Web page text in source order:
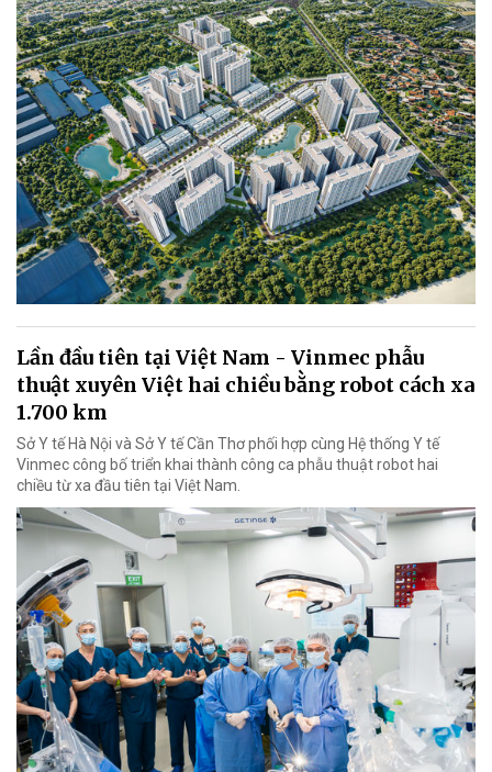
Lần đầu tiên tại Việt Nam - Vinmec phẫu
thuật xuyên Việt hai chiều bằng robot cách xa
1.700 km
Sở Y tế Hà Nội và Sở Y tế Cần Thơ phối hợp cùng Hệ thống Y tế
Vinmec công bố triển khai thành công ca phẫu thuật robot hai
chiều từ xa đầu tiên tại Việt Nam.